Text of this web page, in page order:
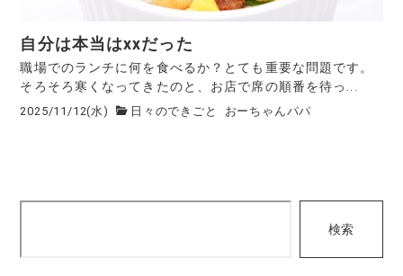
自分は本当はxxだった
職場でのランチに何を食べるか？とても重要な問題です。
そろそろ寒くなってきたのと、お店で席の順番を待っ...
2025/11/12(水) 日々のできごと おーちゃんパパ
検索